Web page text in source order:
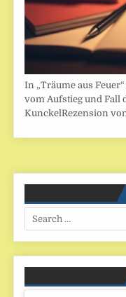
In „Träume aus
vom Aufstieg und Fall
KunckelRezension
Search
for: